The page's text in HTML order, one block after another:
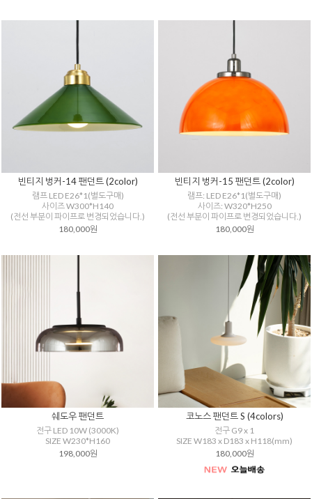
빈티지 벙커-14 팬던트 (2color)
램프 LED E26*1(별도구매)
사이즈 W300*H140
(전선 부분이 파이프로 변경되었습니다.)
180,000원
빈티지 벙커-15 팬던트 (2color)
램프: LED E26*1(별도구매)
사이즈: W320*H250
(전선 부분이 파이프로 변경되었습니다.)
180,000원
쉐도우 팬던트
전구 LED 10W (3000K)
SIZE W230*H160
198,000원
코노스 팬던트 S (4colors)
전구 G9 x 1
SIZE W183 x D183 x H118(mm)
180,000원